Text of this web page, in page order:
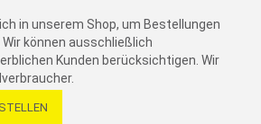
in unserem Shop, um Bestellungen
können ausschließlich
Kunden berücksichtigen. Wir